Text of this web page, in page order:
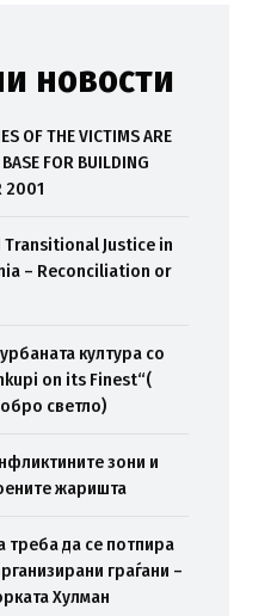
новости
OF THE VICTIMS ARE
FOR BUILDING
2001
Justice in
– Reconciliation or
култура со
on its Finest“(
светло)
зони и
жаришта
треба да се потпира
граѓани –
Хулман